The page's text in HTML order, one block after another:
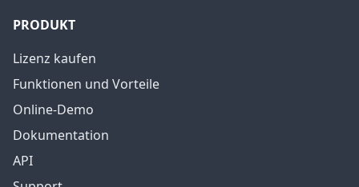
PRODUKT
Lizenz kaufen
Funktionen und Vorteile
Online-Demo
Dokumentation
API